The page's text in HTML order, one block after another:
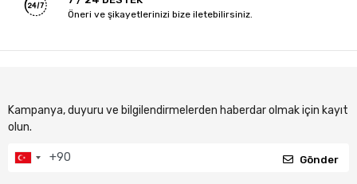
Öneri ve şikayetlerinizi bize iletebilirsiniz.
Kampanya, duyuru ve bilgilendirmelerden haberdar olmak için kayıt
olun.
Gönder